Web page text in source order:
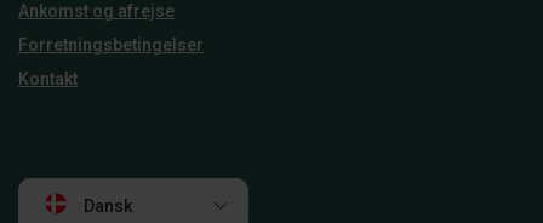
Ankomst og afrejse
Forretningsbetingelser
Kontakt
Dansk